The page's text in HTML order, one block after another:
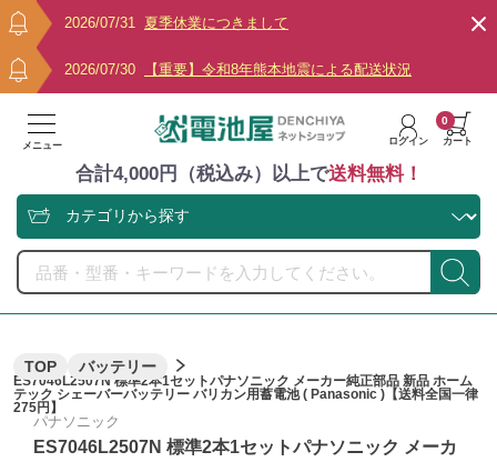
2026/07/31 夏季休業につきまして
2026/07/30 【重要】令和8年熊本地震による配送状況
メニュー ログイン カート
0
合計4,000円（税込み）以上で送料無料！
TOP バッテリー
ES7046L2507N 標準2本1セットパナソニック メーカー純正部品 新品 ホーム
テック シェーバーバッテリー バリカン用蓄電池 ( Panasonic )【送料全国一律
275円】
パナソニック
ES7046L2507N 標準2本1セットパナソニック メーカ